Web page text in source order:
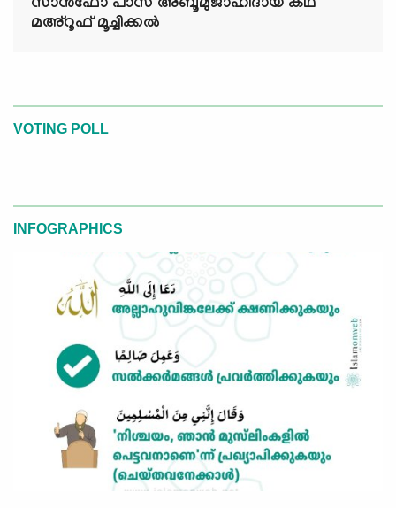
സാൻഫോ പാസ് അബൂമുജാഹിദായ കഥ
മഅ്റൂഫ് മൂച്ചിക്കല്‍
VOTING POLL
INFOGRAPHICS